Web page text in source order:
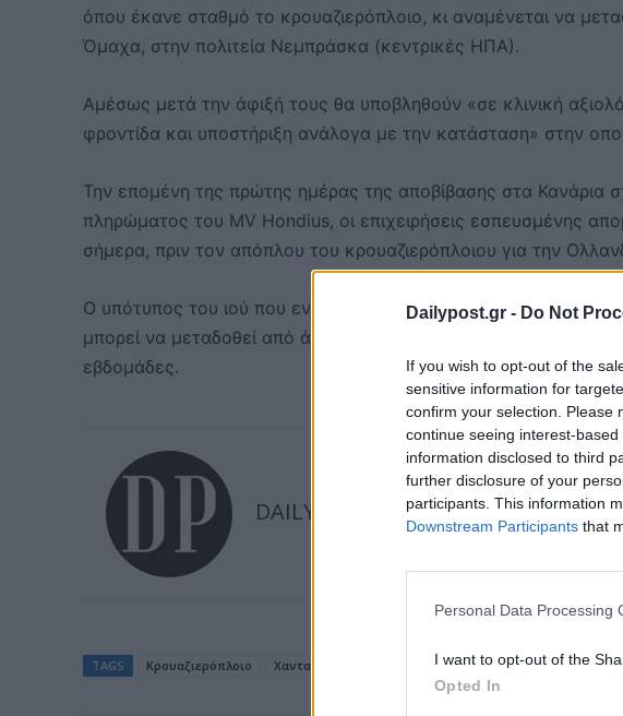
Dailypost.gr - Do Not
If you wish to opt-out of the
sensitive information for
confirm your selection. Please
continue seeing interest-
information disclosed to third
further disclosure of your
participants. This information
Downstream Participants that
Personal Data Processing
I want to opt-out of the
Opted In
όπου έκανε σταθμό το κρουαζιερόπλοιο, κι αναμένεται να
Όμαχα, στην πολιτεία Νεμπράσκα (κεντρικές ΗΠΑ).
Αμέσως μετά την άφιξή τους θα υποβληθούν «σε κλινική
φροντίδα και υποστήριξη ανάλογα με την κατάσταση» στην
Την επομένη της πρώτης ημέρας της αποβίβασης στα Κανάρια
πληρώματος του MV Hondius, οι επιχειρήσεις εσπευσμένης
σήμερα, πριν τον απόπλου του κρουαζιερόπλοιου για την
Ο υπότυπος του ιού που εντοπίστηκε πάνω στο πλοίο, ο
μπορεί να μεταδοθεί από άνθρωπο σε άνθρωπο. Η περίοδος
εβδομάδες.
DAILYPOST
TAGS Κρουαζιερόπλοιο Χανταϊός